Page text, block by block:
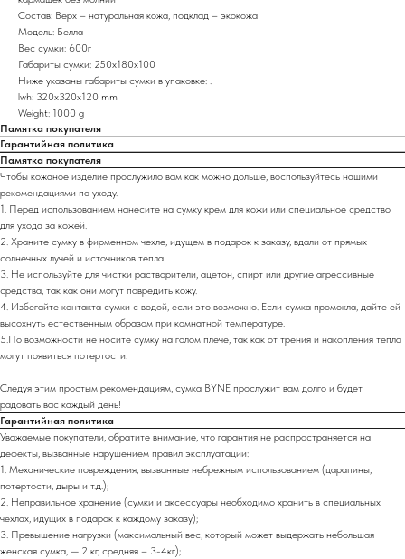
Состав: Верх – натуральная кожа, подклад – экокожа
Модель: Белла
Вес сумки: 600г
Габариты сумки: 250х180х100
Ниже указаны габариты сумки в упаковке: .
lwh: 320x320x120 mm
Weight: 1000 g
Памятка покупателя
Гарантийная политика
Памятка покупателя
Чтобы кожаное изделие прослужило вам как можно дольше, воспользуйтесь нашими
рекомендациями по уходу.
1. Перед использованием нанесите на сумку крем для кожи или специальное средство
для ухода за кожей.
2. Храните сумку в фирменном чехле, идущем в подарок к заказу, вдали от прямых
солнечных лучей и источников тепла.
3. Не используйте для чистки растворители, ацетон, спирт или другие агрессивные
средства, так как они могут повредить кожу.
4. Избегайте контакта сумки с водой, если это возможно. Если сумка промокла, дайте ей
высохнуть естественным образом при комнатной температуре.
5.По возможности не носите сумку на голом плече, так как от трения и накопления тепла
могут появиться потертости.
Следуя этим простым рекомендациям, сумка BYNE прослужит вам долго и будет
радовать вас каждый день!
Гарантийная политика
Уважаемые покупатели, обратите внимание, что гарантия не распространяется на
дефекты, вызванные нарушением правил эксплуатации:
1. Механические повреждения, вызванные небрежным использованием (царапины,
потертости, дыры и т.д.);
2. Неправильное хранение (сумки и аксессуары необходимо хранить в специальных
чехлах, идущих в подарок к каждому заказу);
3. Превышение нагрузки (максимальный вес, который может выдержать небольшая
женская сумка, — 2 кг, средняя – 3-4кг);